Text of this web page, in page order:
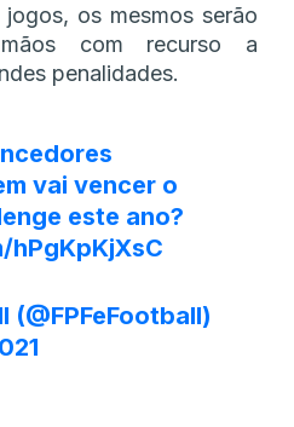
os mesmos serão
com recurso a
penalidades.
vai vencer o
este ano?
(@FPFeFootball)